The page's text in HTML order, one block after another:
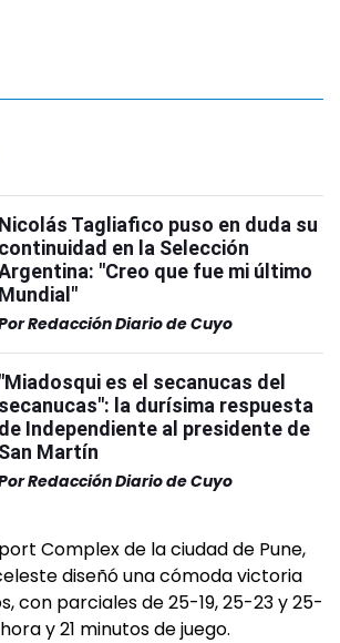
Nicolás Tagliafico puso en duda su
continuidad en la Selección
"Creo que fue mi último
Mundial"
Redacción Diario de Cuyo
"Miadosqui es el secanucas del
secanucas": la durísima respuesta
de Independiente al presidente de
San Martín
Redacción Diario de Cuyo
Complex de la ciudad de Pune,
diseñó una cómoda victoria
con parciales de 25-19, 25-23 y 25-
y 21 minutos de juego.